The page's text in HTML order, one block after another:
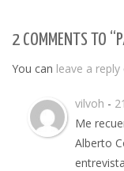
2 COMMENTS TO
You can leave a reply
vilvoh -
Me
Alberto